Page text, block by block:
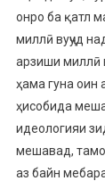
онро ба қатл
миллӣ вуҷуд
арзиши миллӣ
ҳама гуна оин
ҳисобида
идеологияи
мешавад,
аз байн